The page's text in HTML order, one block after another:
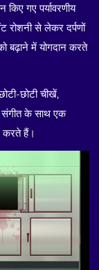
गए पर्यावरणीय
रोशनी से लेकर दर्पणों
बढ़ाने में योगदान करते
छोटी चीखें,
संगीत के साथ एक
करते हैं।